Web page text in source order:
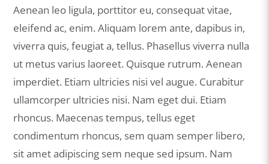
Aenean leo ligula, porttitor eu, consequat vitae,
eleifend ac, enim. Aliquam lorem ante, dapibus in,
viverra quis, feugiat a, tellus. Phasellus viverra nulla
ut metus varius laoreet. Quisque rutrum. Aenean
imperdiet. Etiam ultricies nisi vel augue. Curabitur
ullamcorper ultricies nisi. Nam eget dui. Etiam
rhoncus. Maecenas tempus, tellus eget
condimentum rhoncus, sem quam semper libero,
sit amet adipiscing sem neque sed ipsum. Nam